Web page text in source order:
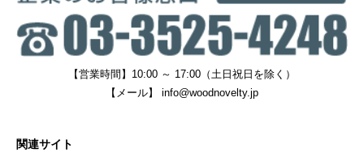
【営業時間】10:00 ～ 17:00（土日祝日を除く）
【メール】 info@woodnovelty.jp
関連サイト